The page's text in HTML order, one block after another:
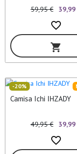
59,95 €
favorite_border
shopping_cart
Camisa Ichi IHZADY
-20%
49,95 €
favorite_border